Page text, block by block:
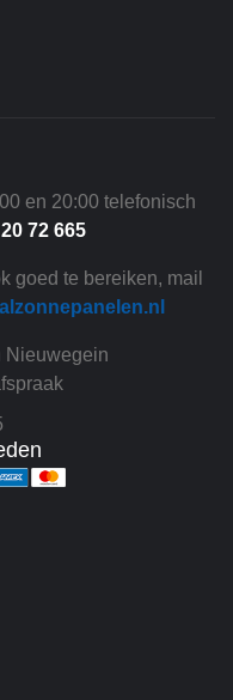
en 20:00 telefonisch
72 665
goed te bereiken, mail
Nieuwegein